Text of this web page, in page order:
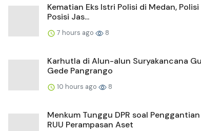
Kematian Eks Istri Polisi di Medan,
Posisi Jas...
7 hours ago 8
Karhutla di Alun-alun Suryakancana
Gede Pangrango
10 hours ago 8
Menkum Tunggu DPR soal Penggantian
RUU Perampasan Aset